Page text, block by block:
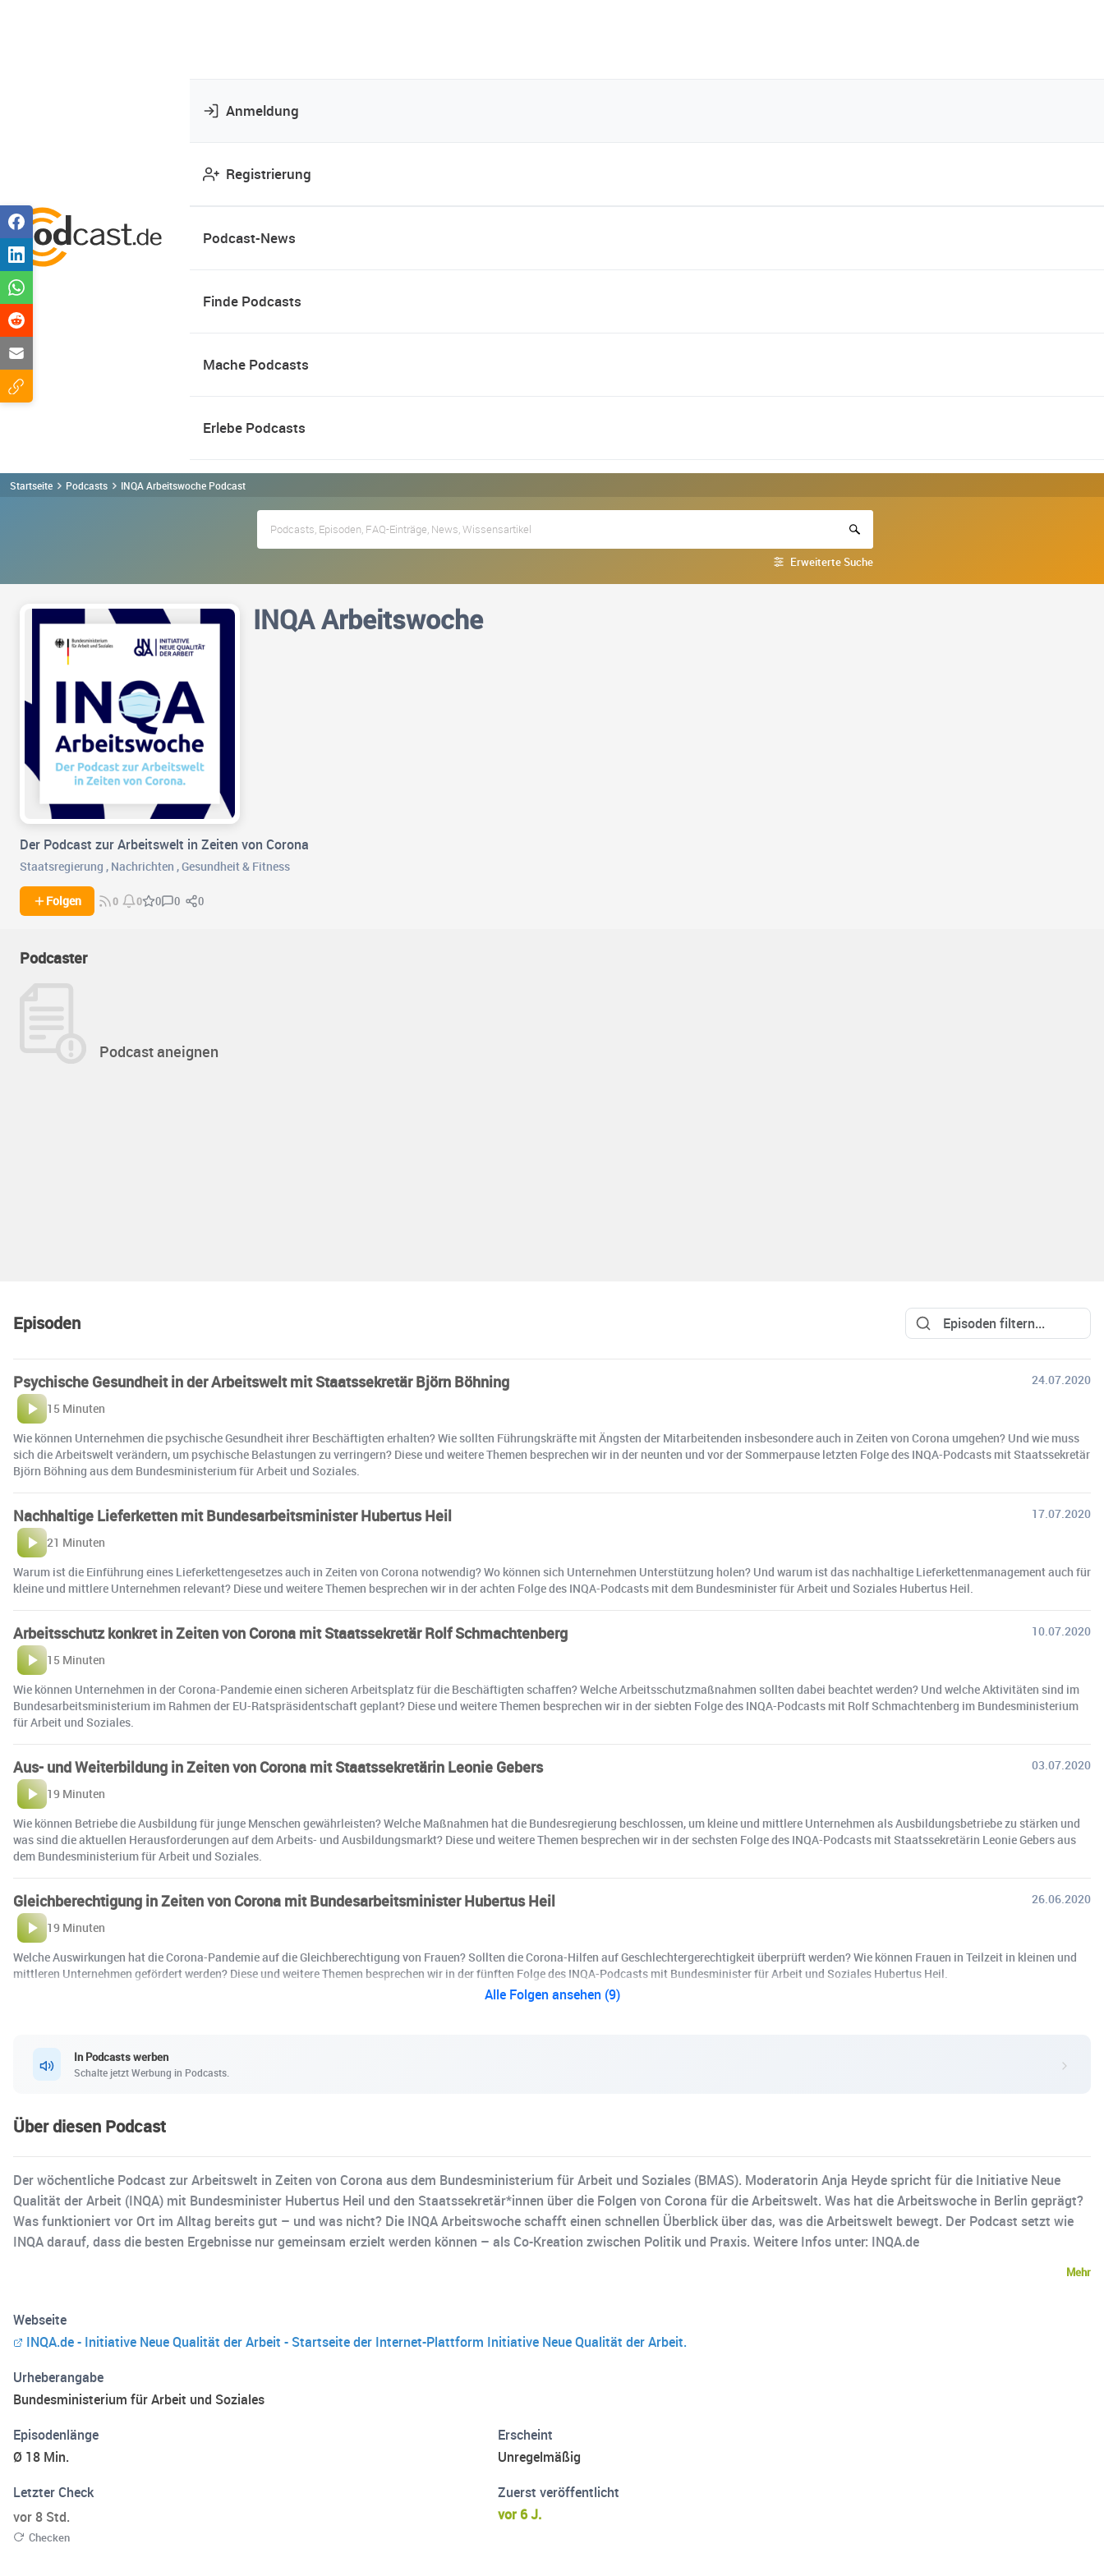
Anmeldung
Registrierung
Podcast-News
Finde Podcasts
Mache Podcasts
Erlebe Podcasts
Startseite Podcasts INQA Arbeitswoche Podcast
Erweiterte Suche
INQA Arbeitswoche
Der Podcast zur Arbeitswelt in Zeiten von Corona
Staatsregierung , Nachrichten ,Gesundheit & Fitness
Folgen 0 0 0 0 0
Podcaster
Podcast aneignen
Episoden
Psychische Gesundheit in der Arbeitswelt mit Staatssekretär Björn Böhning
24.07.2020
15 Minuten
Wie können Unternehmen die psychische Gesundheit ihrer Beschäftigten erhalten? Wie sollten Führungskräfte mit Ängsten der Mitarbeitenden insbesondere auch in Zeiten von Corona umgehen? Und wie muss
sich die Arbeitswelt verändern, um psychische Belastungen zu verringern? Diese und weitere Themen besprechen wir in der neunten und vor der Sommerpause letzten Folge des INQA-Podcasts mit Staatssekretär
Björn Böhning aus dem Bundesministerium für Arbeit und Soziales.
Nachhaltige Lieferketten mit Bundesarbeitsminister Hubertus Heil
17.07.2020
21 Minuten
Warum ist die Einführung eines Lieferkettengesetzes auch in Zeiten von Corona notwendig? Wo können sich Unternehmen Unterstützung holen? Und warum ist das nachhaltige Lieferkettenmanagement auch für
kleine und mittlere Unternehmen relevant? Diese und weitere Themen besprechen wir in der achten Folge des INQA-Podcasts mit dem Bundesminister für Arbeit und Soziales Hubertus Heil.
Arbeitsschutz konkret in Zeiten von Corona mit Staatssekretär Rolf Schmachtenberg
10.07.2020
15 Minuten
Wie können Unternehmen in der Corona-Pandemie einen sicheren Arbeitsplatz für die Beschäftigten schaffen? Welche Arbeitsschutzmaßnahmen sollten dabei beachtet werden? Und welche Aktivitäten sind im
Bundesarbeitsministerium im Rahmen der EU-Ratspräsidentschaft geplant? Diese und weitere Themen besprechen wir in der siebten Folge des INQA-Podcasts mit Rolf Schmachtenberg im Bundesministerium
für Arbeit und Soziales.
Aus- und Weiterbildung in Zeiten von Corona mit Staatssekretärin Leonie Gebers
03.07.2020
19 Minuten
Wie können Betriebe die Ausbildung für junge Menschen gewährleisten? Welche Maßnahmen hat die Bundesregierung beschlossen, um kleine und mittlere Unternehmen als Ausbildungsbetriebe zu stärken und
was sind die aktuellen Herausforderungen auf dem Arbeits- und Ausbildungsmarkt? Diese und weitere Themen besprechen wir in der sechsten Folge des INQA-Podcasts mit Staatssekretärin Leonie Gebers aus
dem Bundesministerium für Arbeit und Soziales.
Gleichberechtigung in Zeiten von Corona mit Bundesarbeitsminister Hubertus Heil
26.06.2020
19 Minuten
Welche Auswirkungen hat die Corona-Pandemie auf die Gleichberechtigung von Frauen? Sollten die Corona-Hilfen auf Geschlechtergerechtigkeit überprüft werden? Wie können Frauen in Teilzeit in kleinen und
mittleren Unternehmen gefördert werden? Diese und weitere Themen besprechen wir in der fünften Folge des INQA-Podcasts mit Bundesminister für Arbeit und Soziales Hubertus Heil.
Alle Folgen ansehen (9)
In Podcasts werben
Schalte jetzt Werbung in Podcasts.
Über diesen Podcast
Der wöchentliche Podcast zur Arbeitswelt in Zeiten von Corona aus dem Bundesministerium für Arbeit und Soziales (BMAS). Moderatorin Anja Heyde spricht für die Initiative Neue
Qualität der Arbeit (INQA) mit Bundesminister Hubertus Heil und den Staatssekretär*innen über die Folgen von Corona für die Arbeitswelt. Was hat die Arbeitswoche in Berlin geprägt?
Was funktioniert vor Ort im Alltag bereits gut – und was nicht? Die INQA Arbeitswoche schafft einen schnellen Überblick über das, was die Arbeitswelt bewegt. Der Podcast setzt wie
INQA darauf, dass die besten Ergebnisse nur gemeinsam erzielt werden können – als Co-Kreation zwischen Politik und Praxis. Weitere Infos unter: INQA.de
Mehr
Webseite
INQA.de - Initiative Neue Qualität der Arbeit - Startseite der Internet-Plattform Initiative Neue Qualität der Arbeit.
Urheberangabe
Bundesministerium für Arbeit und Soziales
Episodenlänge
Ø 18 Min.
Erscheint
Unregelmäßig
Letzter Check
vor 8 Std.
Checken
Zuerst veröffentlicht
vor 6 J.